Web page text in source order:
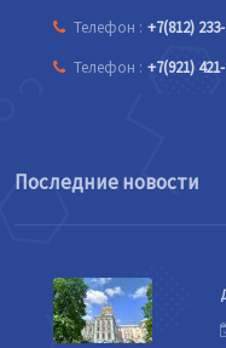
Телефон : +7(812)
Телефон : +7(921)
Последние новости